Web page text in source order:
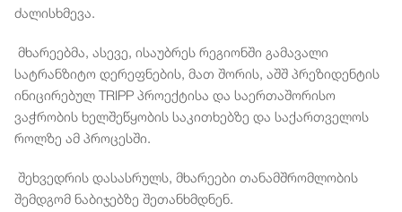
ძალისხმევა.
მხარეებმა, ასევე, ისაუბრეს რეგიონში გამავალი
სატრანზიტო დერეფნების, მათ შორის, აშშ პრეზიდენტის
ინიცირებულ TRIPP პროექტისა და საერთაშორისო
ვაჭრობის ხელშეწყობის საკითხებზე და საქართველოს
როლზე ამ პროცესში.
შეხვედრის დასასრულს, მხარეები თანამშრომლობის
შემდგომ ნაბიჯებზე შეთანხმდნენ.